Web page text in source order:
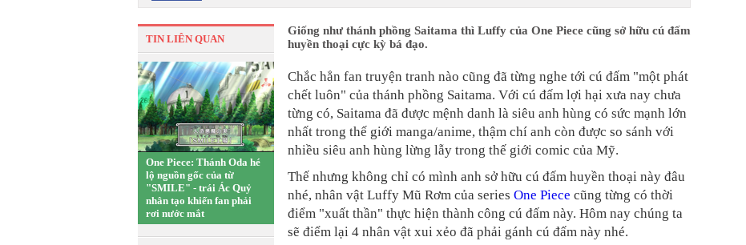
TIN LIÊN QUAN
One Piece: Thánh Oda hé
lộ nguồn gốc của từ
"SMILE" - trái Ác Quỷ
nhân tạo khiến fan phải
rơi nước mắt
Giống như thánh phồng Saitama thì Luffy của One Piece cũng sở hữu cú đấm
huyền thoại cực kỳ bá đạo.
Chắc hẳn fan truyện tranh nào cũng đã từng nghe tới cú đấm "một phát
chết luôn" của thánh phồng Saitama. Với cú đấm lợi hại xưa nay chưa
từng có, Saitama đã được mệnh danh là siêu anh hùng có sức mạnh lớn
nhất trong thế giới manga/anime, thậm chí anh còn được so sánh với
nhiều siêu anh hùng lừng lẫy trong thế giới comic của Mỹ.
Thế nhưng không chỉ có mình anh sở hữu cú đấm huyền thoại này đâu
nhé, nhân vật Luffy Mũ Rơm của series One Piece cũng từng có thời
điểm "xuất thần" thực hiện thành công cú đấm này. Hôm nay chúng ta
sẽ điểm lại 4 nhân vật xui xẻo đã phải gánh cú đấm này nhé.